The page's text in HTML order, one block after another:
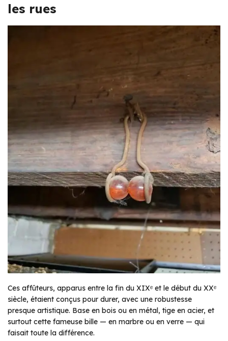
les rues
Ces affûteurs, apparus entre la fin du XIXᵉ et le début du XXᵉ
siècle, étaient conçus pour durer, avec une robustesse
presque artistique. Base en bois ou en métal, tige en acier, et
surtout cette fameuse bille — en marbre ou en verre — qui
faisait toute la différence.